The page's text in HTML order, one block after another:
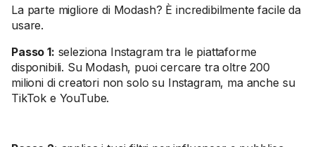
La parte migliore di Modash? È incredibilmente facile da
usare.
Passo 1: seleziona Instagram tra le piattaforme
disponibili. Su Modash, puoi cercare tra oltre 200
milioni di creatori non solo su Instagram, ma anche su
TikTok e YouTube.